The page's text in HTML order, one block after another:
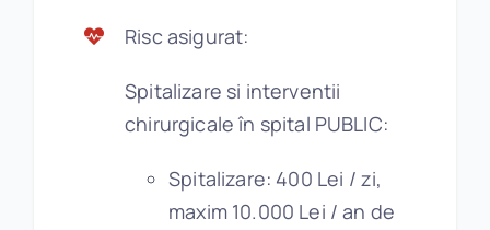
Risc asigurat:
Spitalizare si interventii
chirurgicale în spital PUBLIC:
Spitalizare: 400 Lei / zi,
maxim 10.000 Lei / an de